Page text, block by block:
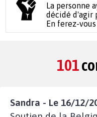
La personne
décidé d'agir
En ferez-
101
Sandra - Le 16/12/